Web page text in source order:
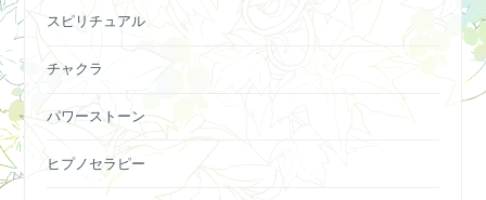
スピリチュアル
チャクラ
パワーストーン
ヒプノセラピー